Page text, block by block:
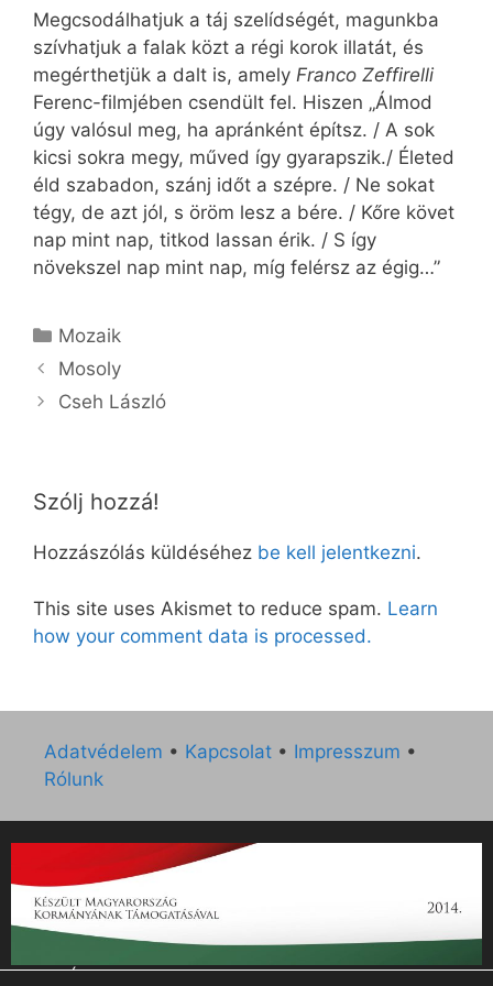
Megcsodálhatjuk a táj szelídségét, magunkba
szívhatjuk a falak közt a régi korok illatát, és
megérthetjük a dalt is, amely Franco Zeffirelli
Ferenc-filmjében csendült fel. Hiszen „Álmod
úgy valósul meg, ha apránként építsz. / A sok
kicsi sokra megy, műved így gyarapszik./ Életed
éld szabadon, szánj időt a szépre. / Ne sokat
tégy, de azt jól, s öröm lesz a bére. / Kőre követ
nap mint nap, titkod lassan érik. / S így
növekszel nap mint nap, míg felérsz az égig…”
Kategória
Mozaik
Mosoly
Cseh László
Szólj hozzá!
Hozzászólás küldéséhez be kell jelentkezni.
This site uses Akismet to reduce spam. Learn
how your comment data is processed.
Adatvédelem • Kapcsolat • Impresszum •
Rólunk
„Az Új Ember katolikus hetilap 2014. évi működésének